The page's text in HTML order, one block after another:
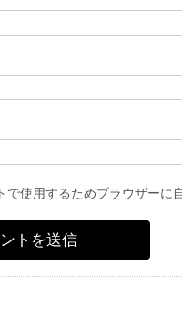
で使用するためブラウザーに